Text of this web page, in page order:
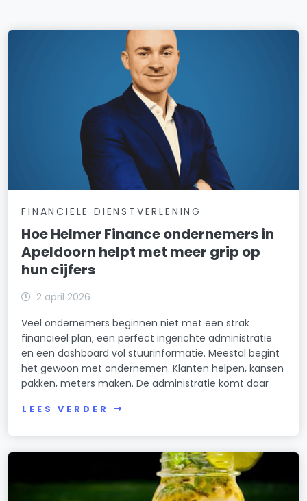
FINANCIELE DIENSTVERLENING
Hoe Helmer Finance ondernemers in
Apeldoorn helpt met meer grip op
hun cijfers
2 april 2026
Veel ondernemers beginnen niet met een strak
financieel plan, een perfect ingerichte administratie
en een dashboard vol stuurinformatie. Meestal begint
het gewoon met ondernemen. Klanten helpen, kansen
pakken, meters maken. De administratie komt daar
LEES VERDER